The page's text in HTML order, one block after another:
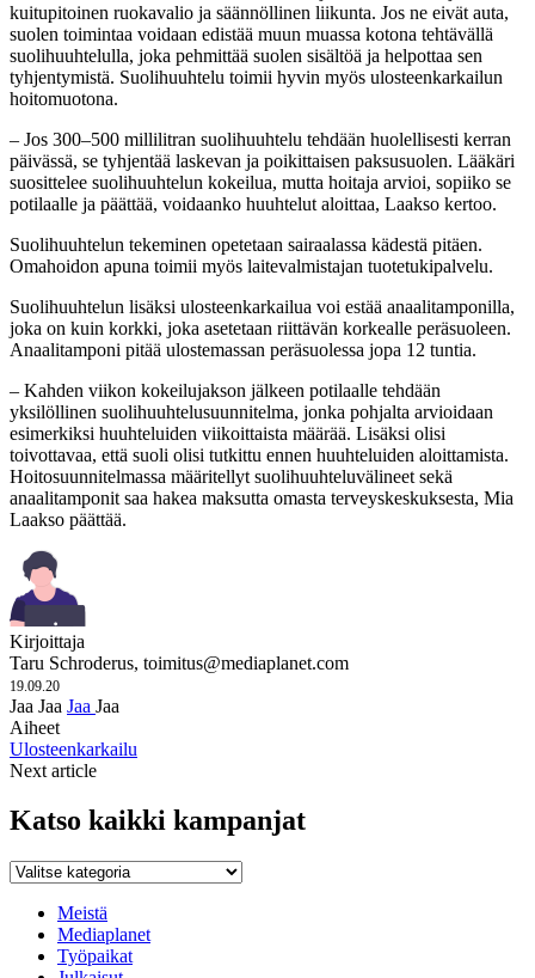
kuitupitoinen ruokavalio ja säännöllinen liikunta. Jos ne eivät auta,
suolen toimintaa voidaan edistää muun muassa kotona tehtävällä
suolihuuhtelulla, joka pehmittää suolen sisältöä ja helpottaa sen
tyhjentymistä. Suolihuuhtelu toimii hyvin myös ulosteenkarkailun
hoitomuotona.
– Jos 300–500 millilitran suolihuuhtelu tehdään huolellisesti kerran
päivässä, se tyhjentää laskevan ja poikittaisen paksusuolen. Lääkäri
suosittelee suolihuuhtelun kokeilua, mutta hoitaja arvioi, sopiiko se
potilaalle ja päättää, voidaanko huuhtelut aloittaa, Laakso kertoo.
Suolihuuhtelun tekeminen opetetaan sairaalassa kädestä pitäen.
Omahoidon apuna toimii myös laitevalmistajan tuotetukipalvelu.
Suolihuuhtelun lisäksi ulosteenkarkailua voi estää anaalitamponilla,
joka on kuin korkki, joka asetetaan riittävän korkealle peräsuoleen.
Anaalitamponi pitää ulostemassan peräsuolessa jopa 12 tuntia.
– Kahden viikon kokeilujakson jälkeen potilaalle tehdään
yksilöllinen suolihuuhtelusuunnitelma, jonka pohjalta arvioidaan
esimerkiksi huuhteluiden viikoittaista määrää. Lisäksi olisi
toivottavaa, että suoli olisi tutkittu ennen huuhteluiden aloittamista.
Hoitosuunnitelmassa määritellyt suolihuuhteluvälineet sekä
anaalitamponit saa hakea maksutta omasta terveyskeskuksesta, Mia
Laakso päättää.
Kirjoittaja
Taru Schroderus, toimitus@mediaplanet.com
19.09.20
Jaa Jaa Jaa Jaa
Aiheet
Ulosteenkarkailu
Next article
Katso kaikki kampanjat
Katso
kampanjat
Meistä
Mediaplanet
Työpaikat